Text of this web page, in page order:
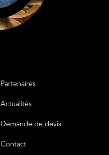
Partenaires
Actualités
Demande de devis
Contact